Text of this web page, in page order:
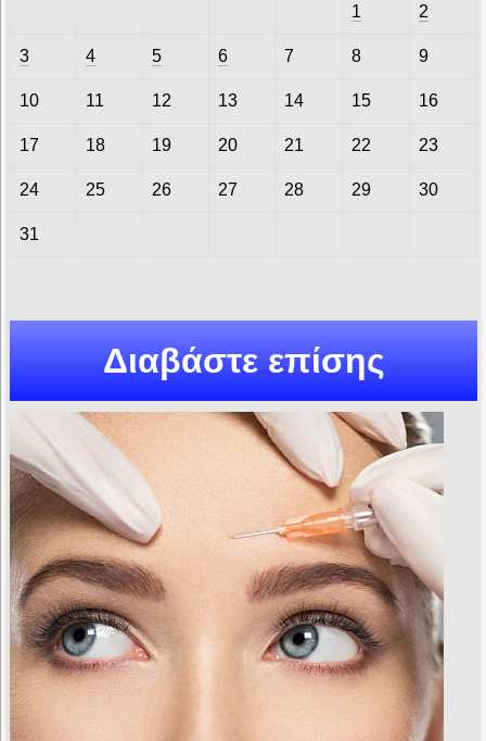
1 2
3 4 5 6 7 8 9
10 11 12 13 14 15 16
17 18 19 20 21 22 23
24 25 26 27 28 29 30
31
Διαβάστε επίσης